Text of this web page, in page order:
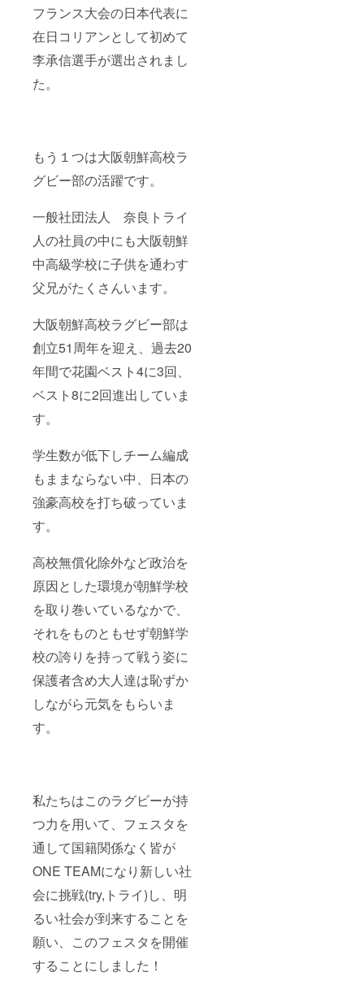
フランス大会の日本代表に
在日コリアンとして初めて
李承信選手が選出されまし
た。
もう１つは大阪朝鮮高校ラ
グビー部の活躍です。
一般社団法人 奈良トライ
人の社員の中にも大阪朝鮮
中高級学校に子供を通わす
父兄がたくさんいます。
大阪朝鮮高校ラグビー部は
創立51周年を迎え、過去20
年間で花園ベスト4に3回、
ベスト8に2回進出していま
す。
学生数が低下しチーム編成
もままならない中、日本の
強豪高校を打ち破っていま
す。
高校無償化除外など政治を
原因とした環境が朝鮮学校
を取り巻いているなかで、
それをものともせず朝鮮学
校の誇りを持って戦う姿に
保護者含め大人達は恥ずか
しながら元気をもらいま
す。
私たちはこのラグビーが持
つ力を用いて、フェスタを
通して国籍関係なく皆が
ONE TEAMになり新しい社
会に挑戦(try,トライ)し、明
るい社会が到来することを
願い、このフェスタを開催
することにしました！